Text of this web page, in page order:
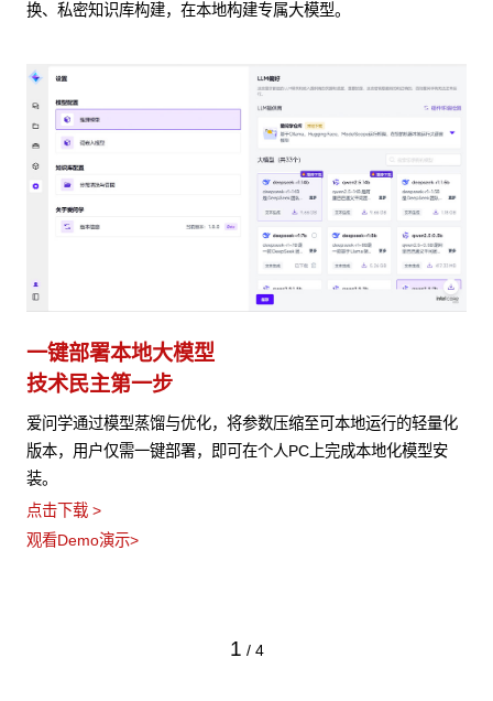
换、私密知识库构建，在本地构建专属大模型。
一键部署本地大模型
技术民主第一步
爱问学通过模型蒸馏与优化，将参数压缩至可本地运行的轻量化
版本，用户仅需一键部署，即可在个人PC上完成本地化模型安
装。
点击下载 >
观看Demo演示>
1 / 4